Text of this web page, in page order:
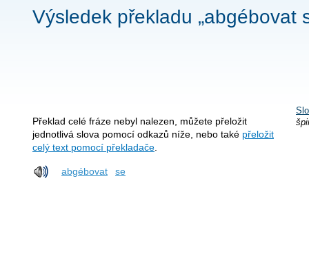
Výsledek překladu „abgébovat
Překlad celé fráze nebyl nalezen, můžete přeložit
jednotlivá slova pomocí odkazů níže, nebo také přeložit
celý text pomocí překladače
abgébovat se